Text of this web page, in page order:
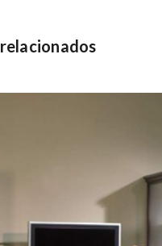
relacionados